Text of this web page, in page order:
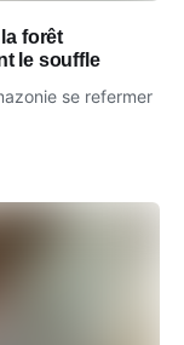
forêt
le souffle
se refermer